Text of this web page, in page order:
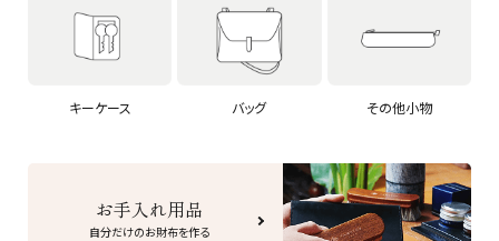
キーケース バッグ その他小物
お手入れ用品
自分だけのお財布を作る